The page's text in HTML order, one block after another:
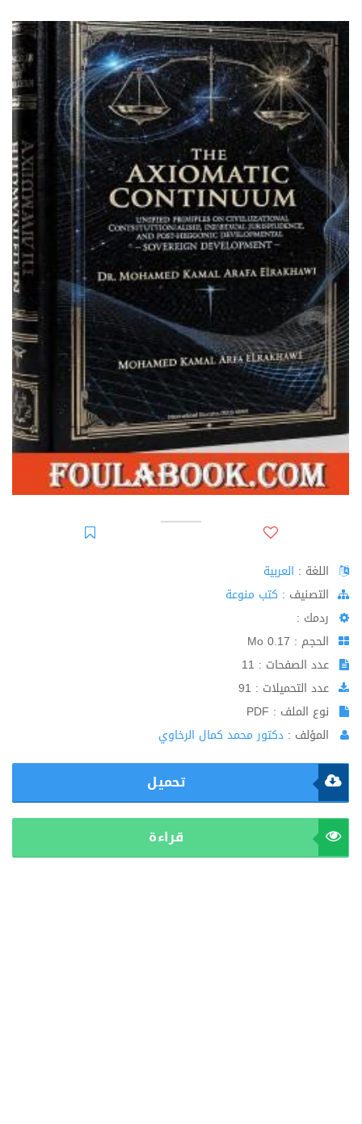
اللغة : العربية
اﻟﺘﺼﻨﻴﻒ : كتب منوعة
ردمك :
الحجم : 0.17 Mo
عدد الصفحات : 11
عدد التحميلات : 91
نوع الملف : PDF
المؤلف : دكتور محمد كمال الرخاوي
تحميل
قراءة